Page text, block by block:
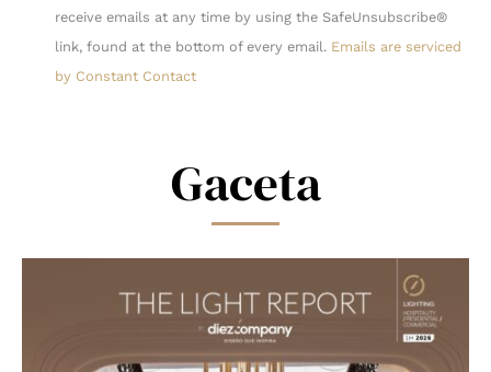
Use.
Please
leave
receive emails at any time by using the SafeUnsubscribe®
link, found at the bottom of every email. Emails are serviced
by Constant Contact
Gaceta